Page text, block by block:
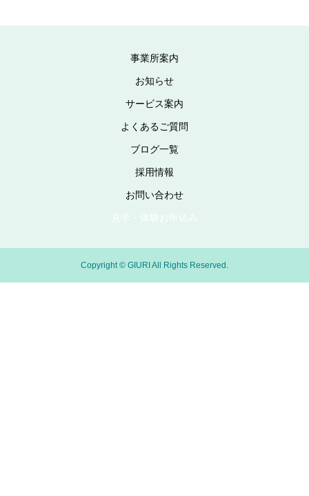
事業所案内
お知らせ
サービス案内
よくあるご質問
ブログ一覧
採用情報
お問い合わせ
見学・体験お申込み
Copyright © GIURI All Rights Reserved.